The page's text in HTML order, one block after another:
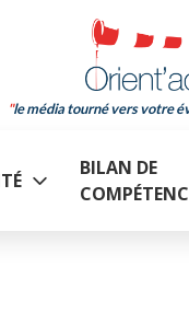
le média tourné vers votre
BILAN DE